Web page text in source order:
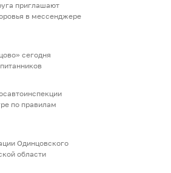
приглашают
в мессенджере
сегодня
по правилам
Одинцовского
области